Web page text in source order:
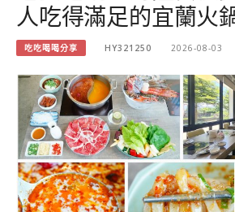
人吃得滿足的宜蘭火
吃吃喝喝分享 HY321250 2026-08-03